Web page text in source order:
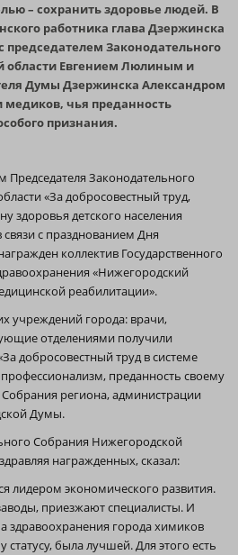
– сохранить здоровье людей. В
работника глава Дзержинска
Законодательного
области Евгением Люлиным и
Думы Дзержинска Александром
чья преданность
признания.
Законодательного
«За добросовестный труд,
здоровья детского населения
с празднованием Дня
коллектив Государственного
«Нижегородский
реабилитации».
учреждений города: врачи,
отделениями получили
добросовестный труд в системе
преданность своему
региона, администрации
Думы.
Собрания Нижегородской
награжденных, сказал:
лидером экономического развития.
приезжают специалисты. И
здравоохранения города химиков
статусу, была лучшей. Для этого есть